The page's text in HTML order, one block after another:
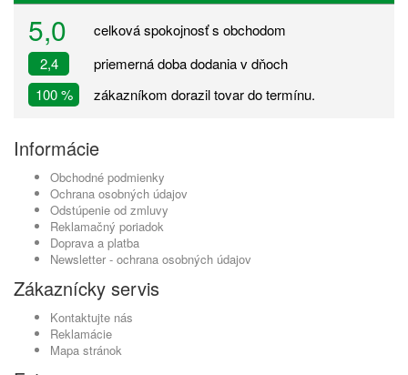
5,0
celková spokojnosť s obchodom
2,4
priemerná doba dodania v dňoch
100 %
zákazníkom dorazil tovar do termínu.
Informácie
Obchodné podmienky
Ochrana osobných údajov
Odstúpenie od zmluvy
Reklamačný poriadok
Doprava a platba
Newsletter - ochrana osobných údajov
Zákaznícky servis
Kontaktujte nás
Reklamácie
Mapa stránok